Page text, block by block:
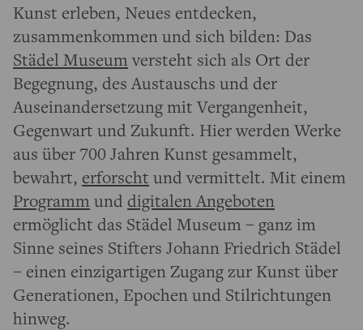
Kunst erleben, Neues entdecken,
zusammenkommen und sich bilden: Das
Städel Museumversteht sich als Ort der
Begegnung, des Austauschs und der
Auseinandersetzung mit Vergangenheit,
Gegenwart und Zukunft. Hier werden Werke
aus über 700 Jahren Kunst gesammelt,
bewahrt, erforscht und vermittelt. Mit einem
Programmund digitalen Angeboten
ermöglicht das Städel Museum – ganz im
Sinne seines Stifters Johann Friedrich Städel
– einen einzigartigen Zugang zur Kunst über
Generationen, Epochen und Stilrichtungen
hinweg.